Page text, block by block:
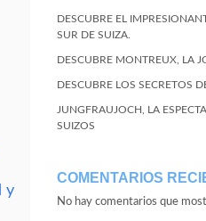
y
DESCUBRE EL
SUR DE SUIZA.
DESCUBRE MONTREUX, LA
DESCUBRE LOS SECRETOS
JUNGFRAUJOCH, LA
SUIZOS
COMENTARIOS
No hay comentarios que